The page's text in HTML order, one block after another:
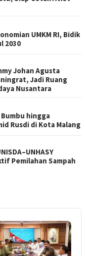
UMKM RI, Bidik
2030
Johan Agusta
Jadi Ruang
Nusantara
hingga
Rusdi di Kota Malang
Pemilahan Sampah